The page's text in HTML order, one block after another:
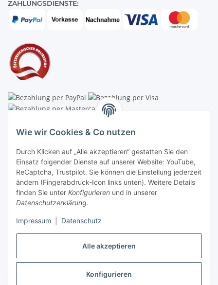
Alle akzeptieren
Konfigurieren
Wie wir Cookies & Co nutzen
Durch Klicken auf „Alle akzeptieren“ gestatten Sie den
Einsatz folgender Dienste auf unserer Website: YouTube,
ReCaptcha, Trustpilot. Sie können die Einstellung jederzeit
ändern (Fingerabdruck-Icon links unten). Weitere Details
finden Sie unter Konfigurieren und in unserer
Datenschutzerklärung.
Impressum Datenschutz
ZAHLUNGSDIENSTE:
Schauraum & Verkauf: Pfarrwald 46
Buchhaltung: Königleiten 11
A-3354 Wolfsbach
shop@krippen-shop.at
www.krippen-shop.at
Vertrag widerrufen